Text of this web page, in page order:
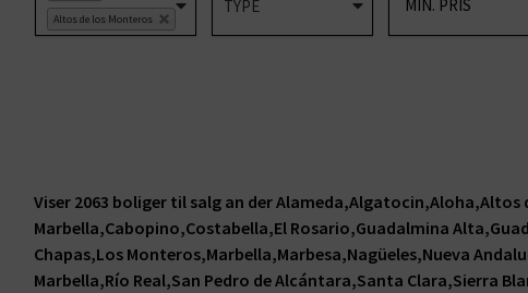
Altos de los Monteros
Guadalmina Alta
Guadalmina Baja
Hacienda Las Chapas
La Campana
Viser 2063 boliger til salg an der
Marbella,Cabopino,Costabella,El Rosario,Guadalmina
Chapas,Los Monteros,Marbella,Marbesa,Nagüeles,Nueva
Marbella,Río Real,San Pedro de Alcántara,Santa Clara,Sierra